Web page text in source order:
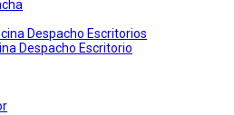
Despacho Escritorios
Despacho Escritorio